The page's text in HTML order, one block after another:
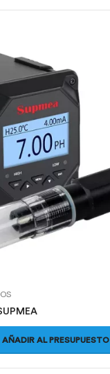
AÑADIR AL PRESUPUESTO